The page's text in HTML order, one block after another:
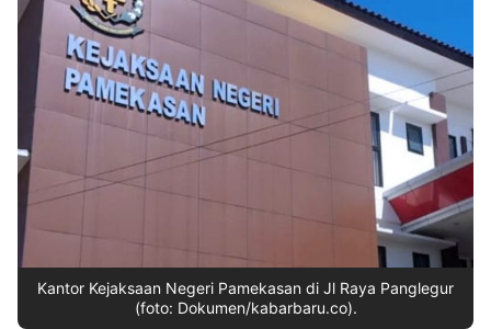
Partner
Insight
NTB
Suara
Time
Lens
IDN
Daily
Jogja
Jalan
Rakyat
Idealita
News
Kita
Notice
Dinamikapost.com
Radar
Baru
Seedbacklink
Follow
Kabarbaru
Kantor Kejaksaan Negeri Pamekasan di Jl Raya Panglegur
(foto: Dokumen/kabarbaru.co).